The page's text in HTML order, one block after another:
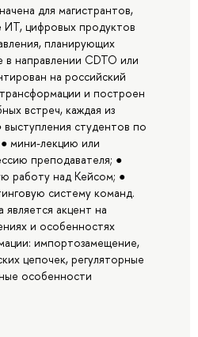
для магистрантов,
цифровых продуктов
планирующих
в направлении CDTO или
на российский
и построен
встреч, каждая из
студентов по
мини-лекцию или
преподавателя; ●
работу над Кейсом; ●
систему команд.
акцент на
и особенностях
импортозамещение,
цепочек, регуляторные
особенности